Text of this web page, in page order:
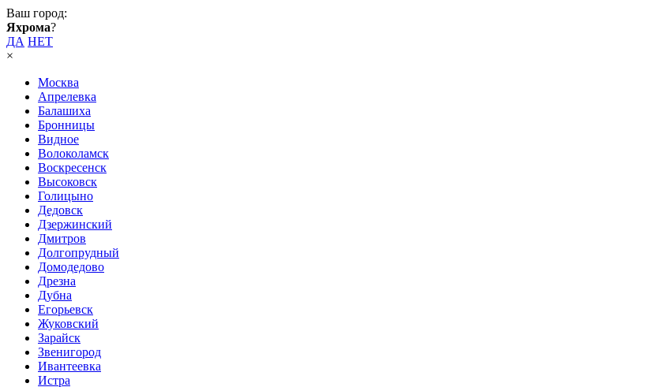
Ваш город:
Яхрома?
ДА НЕТ
×
Москва
Апрелевка
Балашиха
Бронницы
Видное
Волоколамск
Воскресенск
Высоковск
Голицыно
Дедовск
Дзержинский
Дмитров
Долгопрудный
Домодедово
Дрезна
Дубна
Егорьевск
Жуковский
Зарайск
Звенигород
Ивантеевка
Истра